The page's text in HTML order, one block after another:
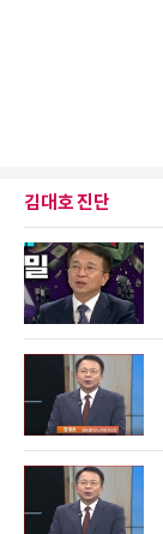
김대호 진단